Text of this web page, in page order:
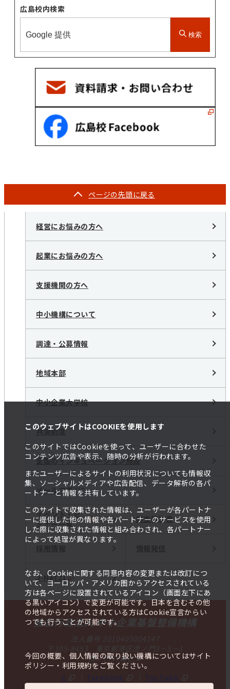
このウェブサイトはCOOKIEを使用します
このサイトではCookieを使って、ユーザーに合わせた
コンテンツ広告や表示、随時の分析が行われます。
またユーザーによるサイトの利用状況についても情報収
集、ソーシャルメディアや広告配信、データ解析の各パ
ートナーと情報を共有しています。
このサイトで収集された情報は、ユーザーが各パートナ
ーに提供した他の情報や各パートナーのサービスを使用
した際に収集された情報と組み合わされ、各パートナー
によって処理が異なります。
なお、Cookieに関する同意内容の変更または改訂につ
いて、ヨーロッパ・アメリカ圏からアクセスされている
方は各ページに設置されているアイコン（画面左下にあ
る黒いアイコン）で変更が可能です。日本を含むその他
の地域からアクセスされている方はCookie宣言からい
つでも行うことが可能です。
今回の概要、個人情報の取り扱い機構についてはサイト
ポリシー・利用規約をご覧ください。
広島校内検索
検索
ページの先頭に戻る
経営にお悩みの方へ
起業にお悩みの方へ
支援機関の方へ
中小機構について
調達・公募情報
地域本部
中小企業大学校
共済制度
全国のインキュベーション施設
メールマガジン
イベント・セ
ミナー一覧
調査報告書
J-Net21
独立行政法人 中小企業基盤整備機構
法人番号 2010405004147
〒105-8453 東京都港区虎ノ門3－5－1
虎ノ門37森ビル
X
Facebook YouTube